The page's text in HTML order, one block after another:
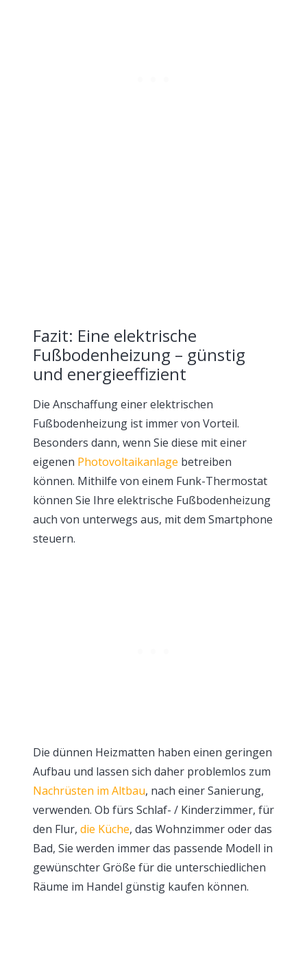
Fazit: Eine elektrische
Fußbodenheizung – günstig
und energieeffizient
Die Anschaffung einer elektrischen
Fußbodenheizung ist immer von Vorteil.
Besonders dann, wenn Sie diese mit einer
eigenen Photovoltaikanlage betreiben
können. Mithilfe von einem Funk-Thermostat
können Sie Ihre elektrische Fußbodenheizung
auch von unterwegs aus, mit dem Smartphone
steuern.
Die dünnen Heizmatten haben einen geringen
Aufbau und lassen sich daher problemlos zum
Nachrüsten im Altbau, nach einer Sanierung,
verwenden. Ob fürs Schlaf- / Kinderzimmer, für
den Flur, die Küche, das Wohnzimmer oder das
Bad, Sie werden immer das passende Modell in
gewünschter Größe für die unterschiedlichen
Räume im Handel günstig kaufen können.